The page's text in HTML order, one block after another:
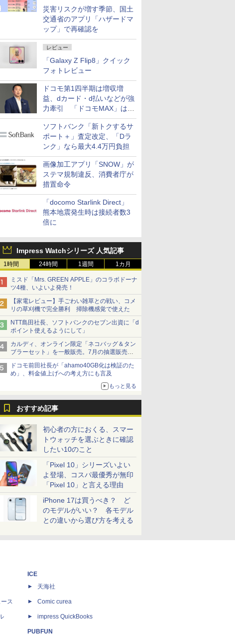
災害リスクが増す季節、国土
交通省のアプリ「ハザードマ
ップ」で再確認を
レビュー
「Galaxy Z Flip8」クイック
フォトレビュー
ドコモ第1四半期は増収増
益、dカード・d払いなどが強
力牽引 「ドコモMAX」は
400万契約突破
ソフトバンク「新トクするサ
ポート＋」査定改定、「Dラ
ンク」なら最大4.4万円負担
画像加工アプリ「SNOW」が
ステマ規制違反、消費者庁が
措置命令
「docomo Starlink Direct」
熊本地震発生時は接続者数3
倍に
Impress Watchシリーズ 人気記事
1時間 24時間 1週間 1カ月
ミスド「Mrs. GREEN APPLE」のコラボドーナ
ツ4種、いよいよ発売！
【家電レビュー】手ごわい雑草との戦い、コメ
リの草刈機で完全勝利 掃除機感覚で使えた
NTT島田社長、ソフトバンクのセブン出資に「d
ポイント使えるようにして」
カルディ、オンライン限定「ネコバッグ＆タン
ブラーセット」を一般販売。7月の抽選販売の
当選無効分
ドコモ前田社長が「ahamo40GB化は検証のた
め」、料金値上げへの考え方にも言及
もっと見る
おすすめ記事
初心者の方におくる、スマー
トウォッチを選ぶときに確認
したい10のこと
「Pixel 10」シリーズいよい
よ登場、コスパ最優秀が無印
「Pixel 10」と言える理由
iPhone 17は買うべき？ ど
のモデルがいい？ 各モデル
との違いから選び方を考える
ス
ICE
天海社
Comic curea
impress QuickBooks
PUBFUN